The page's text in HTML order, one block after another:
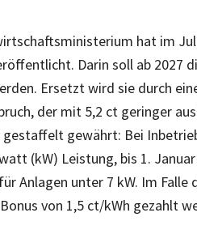
hat im
Darin soll ab 2027
Ersetzt wird sie durch
der mit 5,2 ct geringer
gewährt: Bei
(kW) Leistung, bis 1.
Anlagen unter 7 kW. Im
von 1,5 ct/kWh gezahlt